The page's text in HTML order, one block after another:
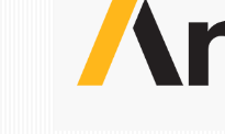
ЕКВИВАЛЕНЦИИ ОД
ОГЛАСНА ТАБЛА